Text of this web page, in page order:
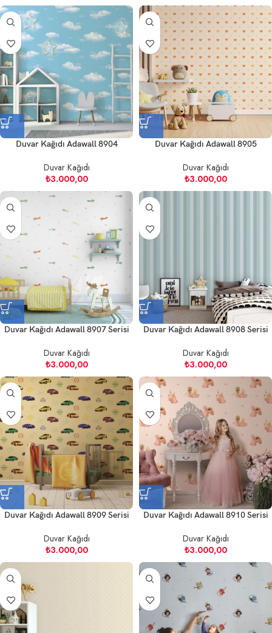
Duvar Kağıdı Adawall 8904
Duvar Kağıdı
₺3.000,00
Duvar Kağıdı Adawall 8905
Duvar Kağıdı
₺3.000,00
Duvar Kağıdı Adawall 8907 Serisi
Duvar Kağıdı
₺3.000,00
Duvar Kağıdı Adawall 8908 Serisi
Duvar Kağıdı
₺3.000,00
Duvar Kağıdı Adawall 8909 Serisi
Duvar Kağıdı
₺3.000,00
Duvar Kağıdı Adawall 8910 Serisi
Duvar Kağıdı
₺3.000,00